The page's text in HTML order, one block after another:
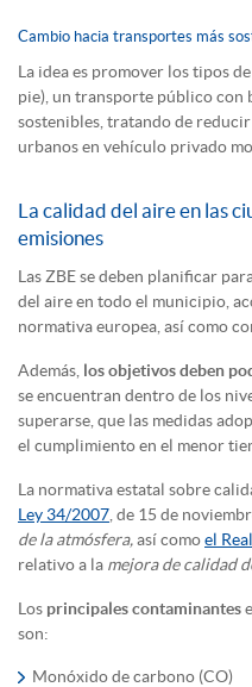
Cambio hacia transportes más
La idea es promover los tipos
pie), un transporte público con
sostenibles, tratando de
urbanos en vehículo privado
La calidad del aire en las
emisiones
Las ZBE se deben planificar
del aire en todo el municipio,
normativa europea, así como
Además, los objetivos deben
se encuentran dentro de los
superarse, que las medidas
el cumplimiento en el menor
La normativa estatal sobre
Ley 34/2007 , de 15 de
de la atmósfera,así comoel
relativo a la mejora de calidad
Los principales contaminantes
son:
Monóxido de carbono (CO)